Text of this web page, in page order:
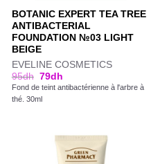
BOTANIC EXPERT TEA TREE
ANTIBACTERIAL
FOUNDATION №03 LIGHT
BEIGE
EVELINE COSMETICS
95dh 79dh
Fond de teint antibactérienne à l'arbre à
thé. 30ml